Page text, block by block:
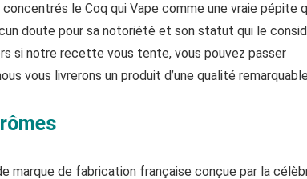
le Coq qui Vape comme une vraie pépite
doute pour sa notoriété et son statut qui le
si notre recette vous tente, vous pouvez passer
vous livrerons un produit d’une qualité
marque de fabrication française conçue par la